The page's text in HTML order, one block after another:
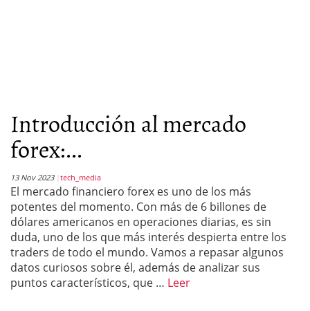
Introducción al mercado
forex:...
13 Nov 2023 tech_media
El mercado financiero forex es uno de los más
potentes del momento. Con más de 6 billones de
dólares americanos en operaciones diarias, es sin
duda, uno de los que más interés despierta entre los
traders de todo el mundo. Vamos a repasar algunos
datos curiosos sobre él, además de analizar sus
puntos característicos, que … Leer